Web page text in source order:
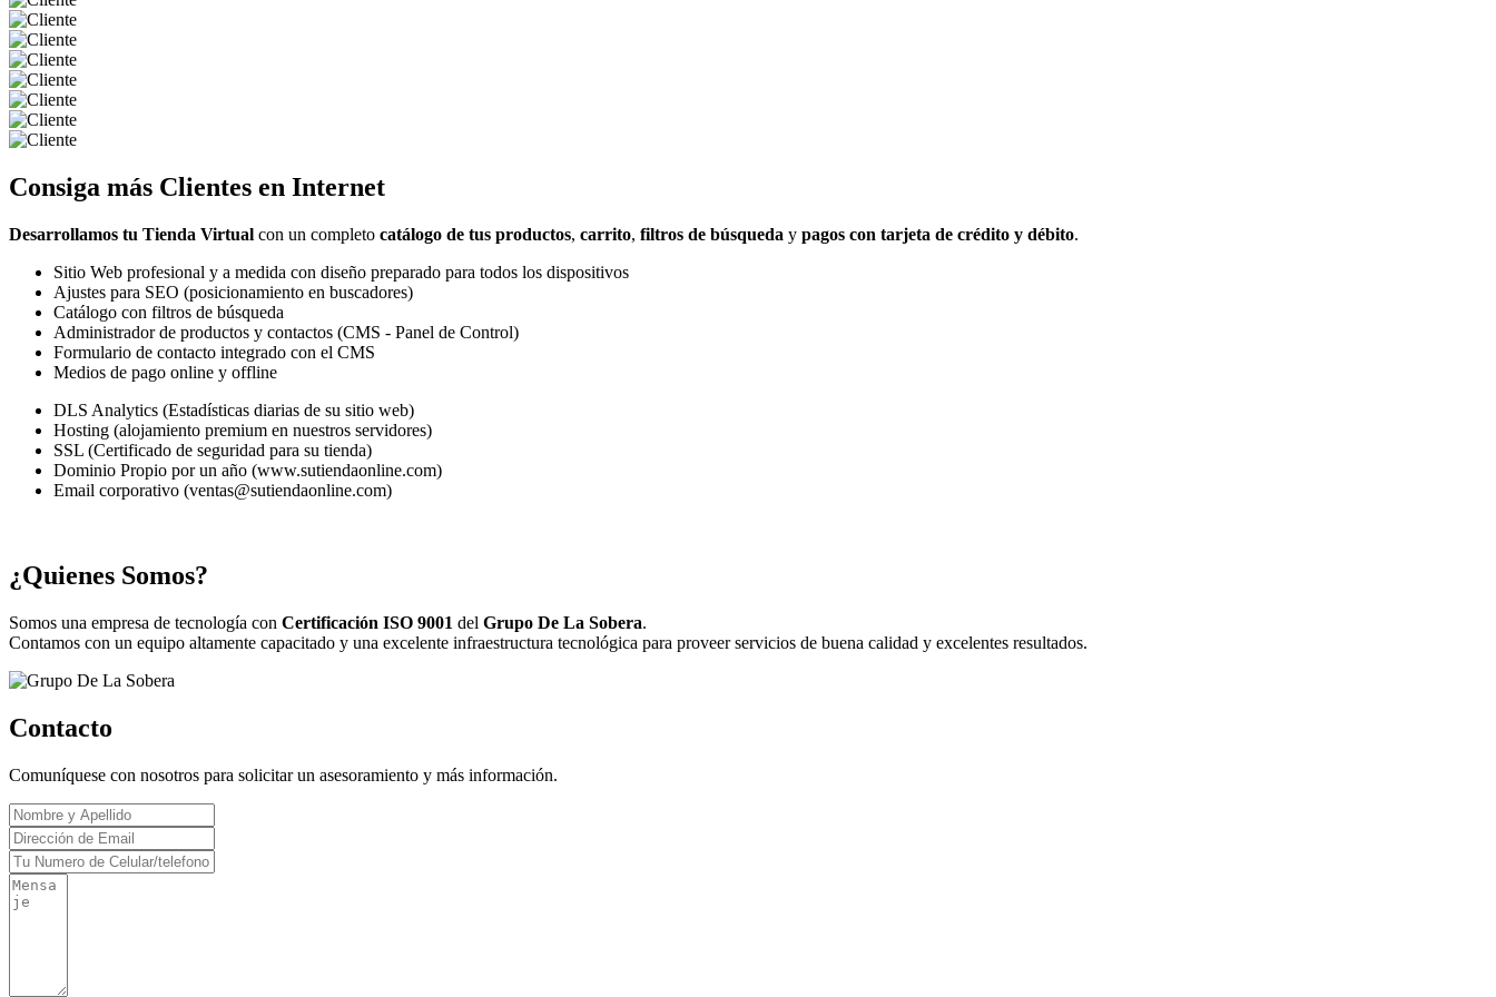
Consiga más Clientes en Internet
Desarrollamos tu Tienda Virtual con un completo catálogo de tus productos, carrito, filtros de búsqueda y pagos con tarjeta de crédito y débito.
Sitio Web profesional y a medida con diseño preparado para todos los dispositivos
Ajustes para SEO (posicionamiento en buscadores)
Catálogo con filtros de búsqueda
Administrador de productos y contactos (CMS - Panel de Control)
Formulario de contacto integrado con el CMS
Medios de pago online y offline
DLS Analytics (Estadísticas diarias de su sitio web)
Hosting (alojamiento premium en nuestros servidores)
SSL (Certificado de seguridad para su tienda)
Dominio Propio por un año (www.sutiendaonline.com)
Email corporativo (ventas@sutiendaonline.com)
¿Quienes Somos?
Somos una empresa de tecnología con Certificación ISO 9001 del Grupo De La Sobera.
Contamos con un equipo altamente capacitado y una excelente infraestructura tecnológica para proveer servicios de buena calidad y excelentes resultados.
Contacto
Comuníquese con nosotros para solicitar un asesoramiento y más información.